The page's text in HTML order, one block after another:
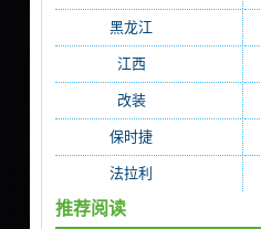
黑龙江
江西(170)
改装(162)
保时捷
法拉利
推荐阅读